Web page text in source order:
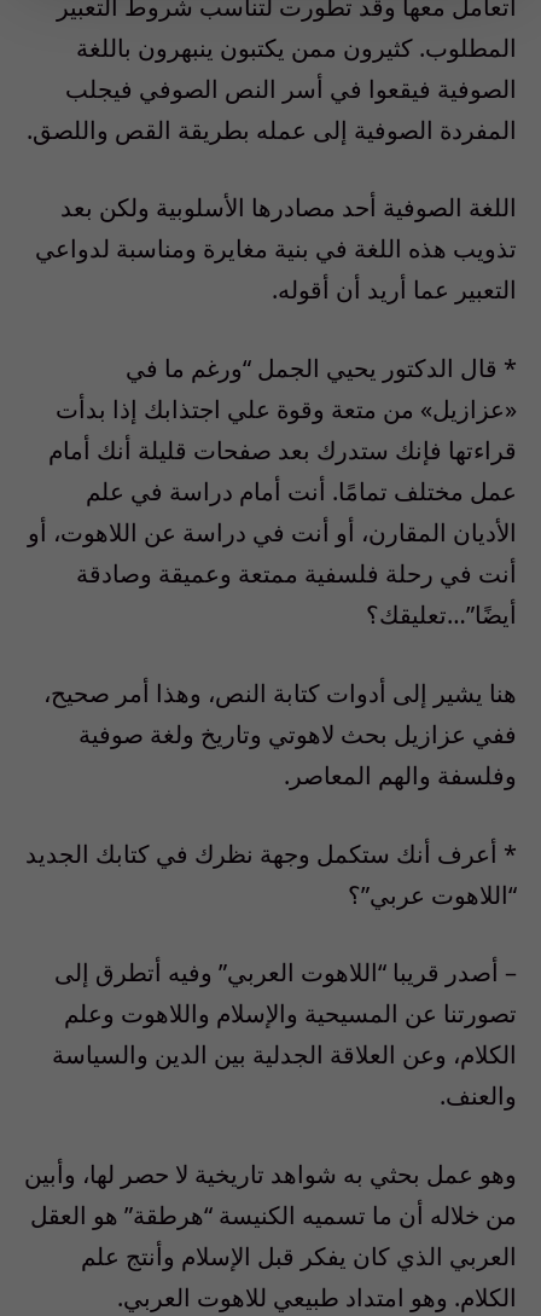
المطلوب. كثيرون ممن يكتبون ينبهرون باللغة
الصوفية فيقعوا في أسر النص الصوفي فيجلب
المفردة الصوفية إلى عمله بطريقة القص واللصق.
اللغة الصوفية أحد مصادرها الأسلوبية ولكن بعد
تذويب هذه اللغة في بنية مغايرة ومناسبة لدواعي
التعبير عما أريد أن أقوله.
* قال الدكتور يحيي الجمل “ورغم ما في
«عزازيل» من متعة وقوة علي اجتذابك إذا بدأت
قراءتها فإنك ستدرك بعد صفحات قليلة أنك أمام
عمل مختلف تمامًا. أنت أمام دراسة في علم
الأديان المقارن، أو أنت في دراسة عن اللاهوت، أو
أنت في رحلة فلسفية ممتعة وعميقة وصادقة
أيضًا”…تعليقك؟
هنا يشير إلى أدوات كتابة النص، وهذا أمر صحيح،
ففي عزازيل بحث لاهوتي وتاريخ ولغة صوفية
وفلسفة والهم المعاصر.
* أعرف أنك ستكمل وجهة نظرك في كتابك الجديد
“اللاهوت عربي”؟
– أصدر قريبا “اللاهوت العربي” وفيه أتطرق إلى
تصورتنا عن المسيحية والإسلام واللاهوت وعلم
الكلام، وعن العلاقة الجدلية بين الدين والسياسة
والعنف.
وهو عمل بحثي به شواهد تاريخية لا حصر لها، وأبين
من خلاله أن ما تسميه الكنيسة “هرطقة” هو العقل
العربي الذي كان يفكر قبل الإسلام وأنتج علم
الكلام. وهو امتداد طبيعي للاهوت العربي.